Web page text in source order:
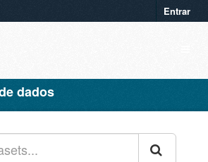
Entrar
dados